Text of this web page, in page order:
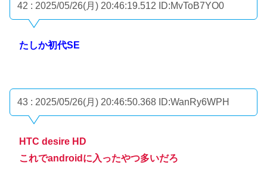
42 : 2025/05/26(月) 20:46:19.512 ID:MvToB7YO0
たしか初代SE
43 : 2025/05/26(月) 20:46:50.368 ID:WanRy6WPH
HTC desire HD
これでandroidに入ったやつ多いだろ